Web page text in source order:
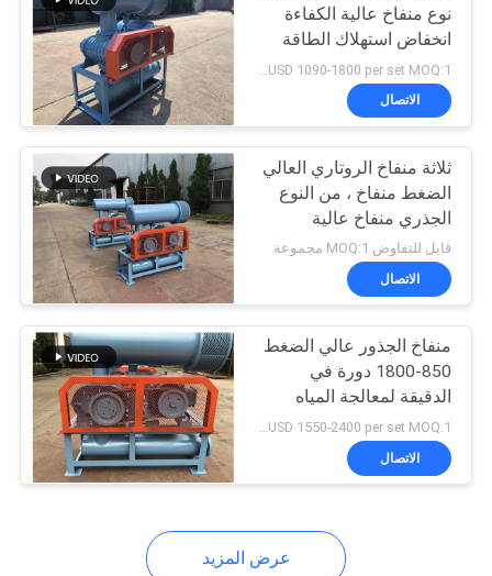
مرحلة واحدة منفاخ
الطرد المركزي
27
مولتيستيج الطرد
المركزي منفاخ
28
نوع منفاخ عالية الكفاءة
انخفاض استهلاك الطاقة
الاتصال
ثلاثة منفاخ الروتاري العالي
الضغط منفاخ ، من النوع
الجذري منفاخ عالية
الكفاءة
قابل للتفاوض MOQ:1 مجموعة
الاتصال
منفاخ الجذور عالي الضغط
850-1800 دورة في
الدقيقة لمعالجة المياه
ونقل الأغذية
USD 1550-2400 per set MOQ:1 مجموعة
الاتصال
عرض المزيد